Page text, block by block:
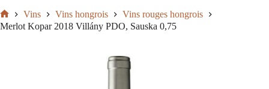
Accueil
Vins Vins hongrois
Vins rouges hongrois
Merlot Kopar 2018 Villány PDO, Sauska 0,75